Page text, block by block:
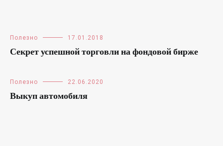
Секрет успешной торговли на фондовой бирже
Выкуп автомобиля